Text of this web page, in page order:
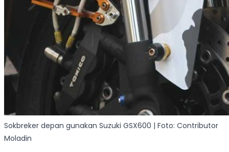
Sokbreker depan gunakan Suzuki GSX600 | Foto: Contributor
Moladin